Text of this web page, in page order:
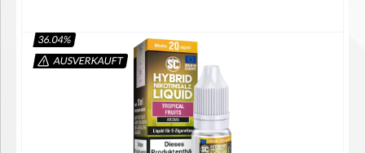
Details
36.04%
AUSVERKAUFT